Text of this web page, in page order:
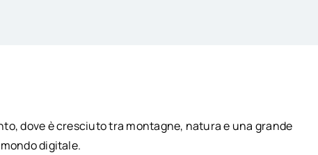
dove è cresciuto tra montagne, natura e una grande
digitale.